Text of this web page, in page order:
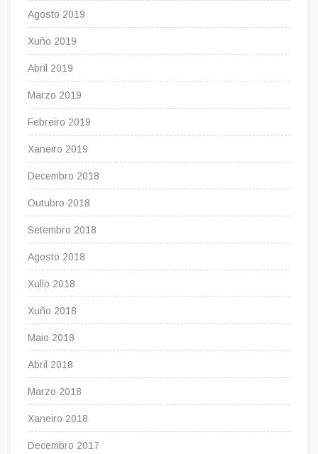
Agosto 2019
Xuño 2019
Abril 2019
Marzo 2019
Febreiro 2019
Xaneiro 2019
Decembro 2018
Outubro 2018
Setembro 2018
Agosto 2018
Xullo 2018
Xuño 2018
Maio 2018
Abril 2018
Marzo 2018
Xaneiro 2018
Decembro 2017